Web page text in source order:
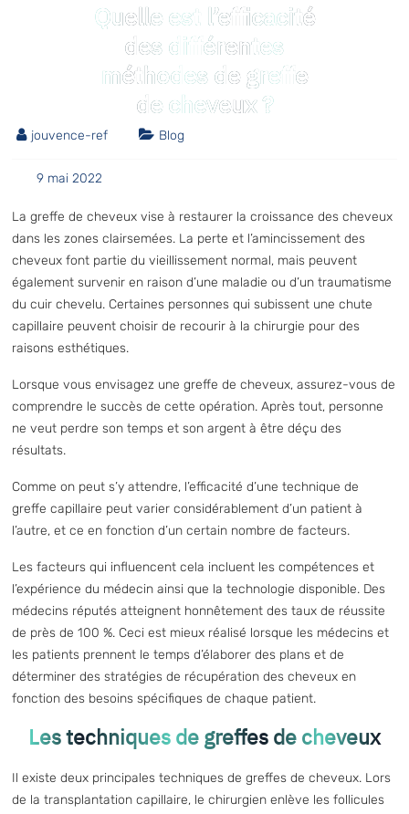
Quelle est l’efficacité
des différentes
méthodes de greffe
de cheveux ?
jouvence-ref Blog
9 mai 2022
La greffe de cheveux vise à restaurer la croissance des cheveux
dans les zones clairsemées. La perte et l’amincissement des
cheveux font partie du vieillissement normal, mais peuvent
également survenir en raison d’une maladie ou d’un traumatisme
du cuir chevelu. Certaines personnes qui subissent une chute
capillaire peuvent choisir de recourir à la chirurgie pour des
raisons esthétiques.
Lorsque vous envisagez une greffe de cheveux, assurez-vous de
comprendre le succès de cette opération. Après tout, personne
ne veut perdre son temps et son argent à être déçu des
résultats.
Comme on peut s’y attendre, l’efficacité d’une technique de
greffe capillaire peut varier considérablement d’un patient à
l’autre, et ce en fonction d’un certain nombre de facteurs.
Les facteurs qui influencent cela incluent les compétences et
l’expérience du médecin ainsi que la technologie disponible. Des
médecins réputés atteignent honnêtement des taux de réussite
de près de 100 %. Ceci est mieux réalisé lorsque les médecins et
les patients prennent le temps d’élaborer des plans et de
déterminer des stratégies de récupération des cheveux en
fonction des besoins spécifiques de chaque patient.
Les techniques de greffes de cheveux
Il existe deux principales techniques de greffes de cheveux. Lors
de la transplantation capillaire, le chirurgien enlève les follicules